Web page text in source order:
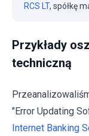
RCS LT, spółkę
Przykłady
techniczną
"Error Updating
Internet Banking